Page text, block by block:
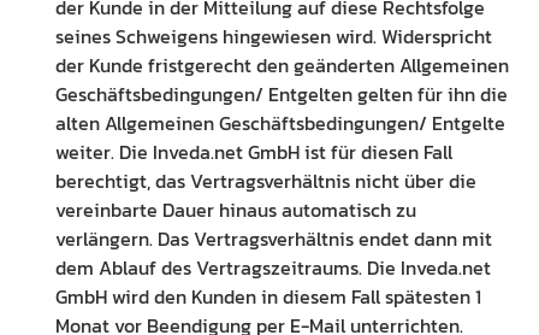
der Kunde in der Mitteilung auf diese Rechtsfolge
seines Schweigens hingewiesen wird. Widerspricht
der Kunde fristgerecht den geänderten Allgemeinen
Geschäftsbedingungen/ Entgelten gelten für ihn die
alten Allgemeinen Geschäftsbedingungen/ Entgelte
weiter. Die Inveda.net GmbH ist für diesen Fall
berechtigt, das Vertragsverhältnis nicht über die
vereinbarte Dauer hinaus automatisch zu
verlängern. Das Vertragsverhältnis endet dann mit
dem Ablauf des Vertragszeitraums. Die Inveda.net
GmbH wird den Kunden in diesem Fall spätesten 1
Monat vor Beendigung per E-Mail unterrichten.